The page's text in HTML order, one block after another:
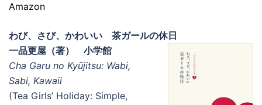
Amazon
わび、さび、かわいい 茶ガールの休日
一品更屋（著） 小学館
Cha Garu no Kyūjitsu: Wabi,
Sabi, Kawaii
(Tea Girls’ Holiday: Simple,